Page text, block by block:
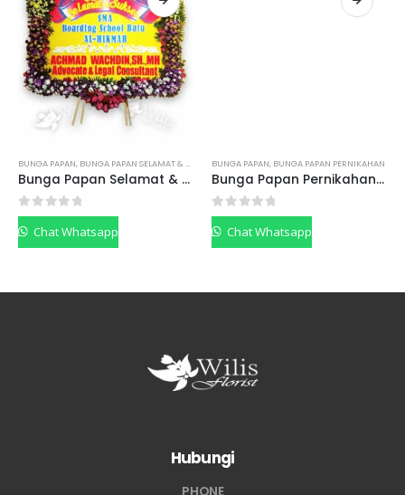
BUNGA PAPAN, BUNGA PAPAN SELAMAT & SUKSES
Bunga Papan Selamat & Sukses BPSSF04
0out of 5
Chat Whatsapp
BUNGA PAPAN, BUNGA PAPAN PERNIKAHAN
Bunga Papan Pernikahan BPPP02
0out of 5
Chat Whatsapp
Hubungi
PHONE